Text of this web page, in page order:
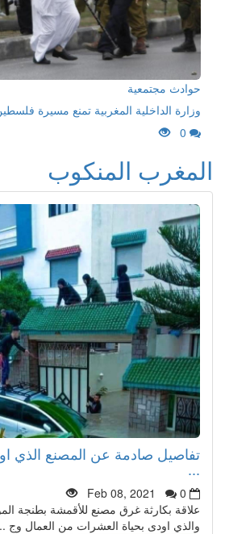
حوادث مجتمعية
وزارة الداخلية المغربية تمنع مسيرة فلسطين
0
المغرب المنكوب
تفاصيل صادمة عن المصنع الذي
Feb 08, 2021
0
علاقة بكارثة غرق مصنع للأقمشة بطنجة
والذي اودى بحياة العشرات من العمال وج ...